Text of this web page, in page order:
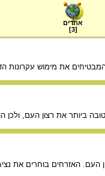
אתרים
[
3
]
את מימוש עקרונות
ביותר את רצון העם,
העם. האזרחים בוחרים את